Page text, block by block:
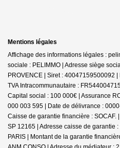
Mentions légales
Affichage des informations légales :
sociale : PELIMMO | Adresse siège
PROVENCE | Siret : 40047159500092
TVA Intracommunautaire :
Capital social : 100 000€ | Assurance
000 003 595 | Date de délivrance :
Caisse de garantie financière : SOCAF.
SP 12165 | Adresse caisse de garantie
PARIS | Montant de la garantie